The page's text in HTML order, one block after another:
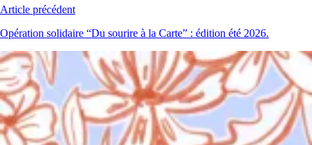
Article précédent
Opération solidaire “Du sourire à la Carte” : édition été 2026.